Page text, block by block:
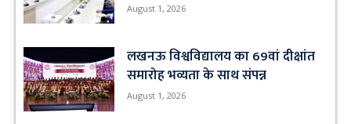
August 1, 2026
लखनऊ विश्वविद्यालय का 69वां दीक्षांत
समारोह भव्यता के साथ संपन्न
August 1, 2026